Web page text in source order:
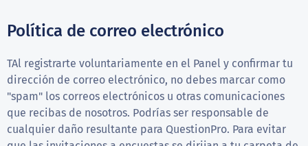
Política de correo electrónico
TAl registrarte voluntariamente en el Panel y confirmar tu
dirección de correo electrónico, no debes marcar como
"spam" los correos electrónicos u otras comunicaciones
que recibas de nosotros. Podrías ser responsable de
cualquier daño resultante para QuestionPro. Para evitar